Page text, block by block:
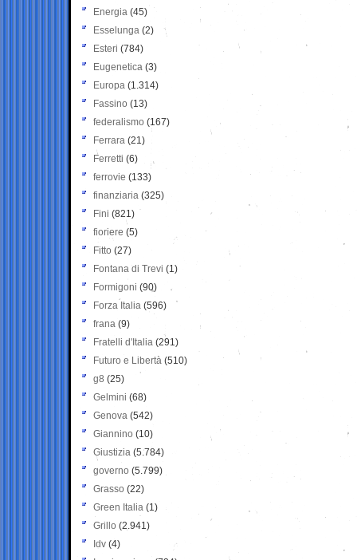
Energia (45)
Esselunga (2)
Esteri (784)
Eugenetica (3)
Europa (1.314)
Fassino (13)
federalismo (167)
Ferrara (21)
Ferretti (6)
ferrovie (133)
finanziaria (325)
Fini (821)
fioriere (5)
Fitto (27)
Fontana di Trevi (1)
Formigoni (90)
Forza Italia (596)
frana (9)
Fratelli d'Italia (291)
Futuro e Libertà (510)
g8 (25)
Gelmini (68)
Genova (542)
Giannino (10)
Giustizia (5.784)
governo (5.799)
Grasso (22)
Green Italia (1)
Grillo (2.941)
Idv (4)